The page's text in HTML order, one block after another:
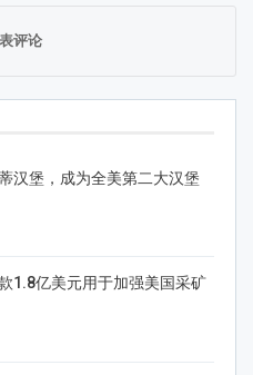
评论
汉堡，成为全美第二大汉堡
1.8亿美元用于加强美国采矿